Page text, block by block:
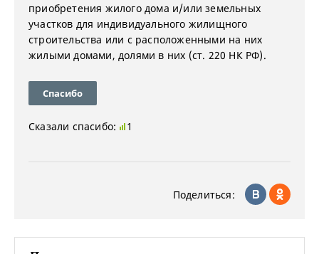
приобретения жилого дома и/или земельных
участков для индивидуального жилищного
строительства или с расположенными на них
жилыми домами, долями в них (ст. 220 НК РФ).
Спасибо
Сказали спасибо: 1
Поделиться: